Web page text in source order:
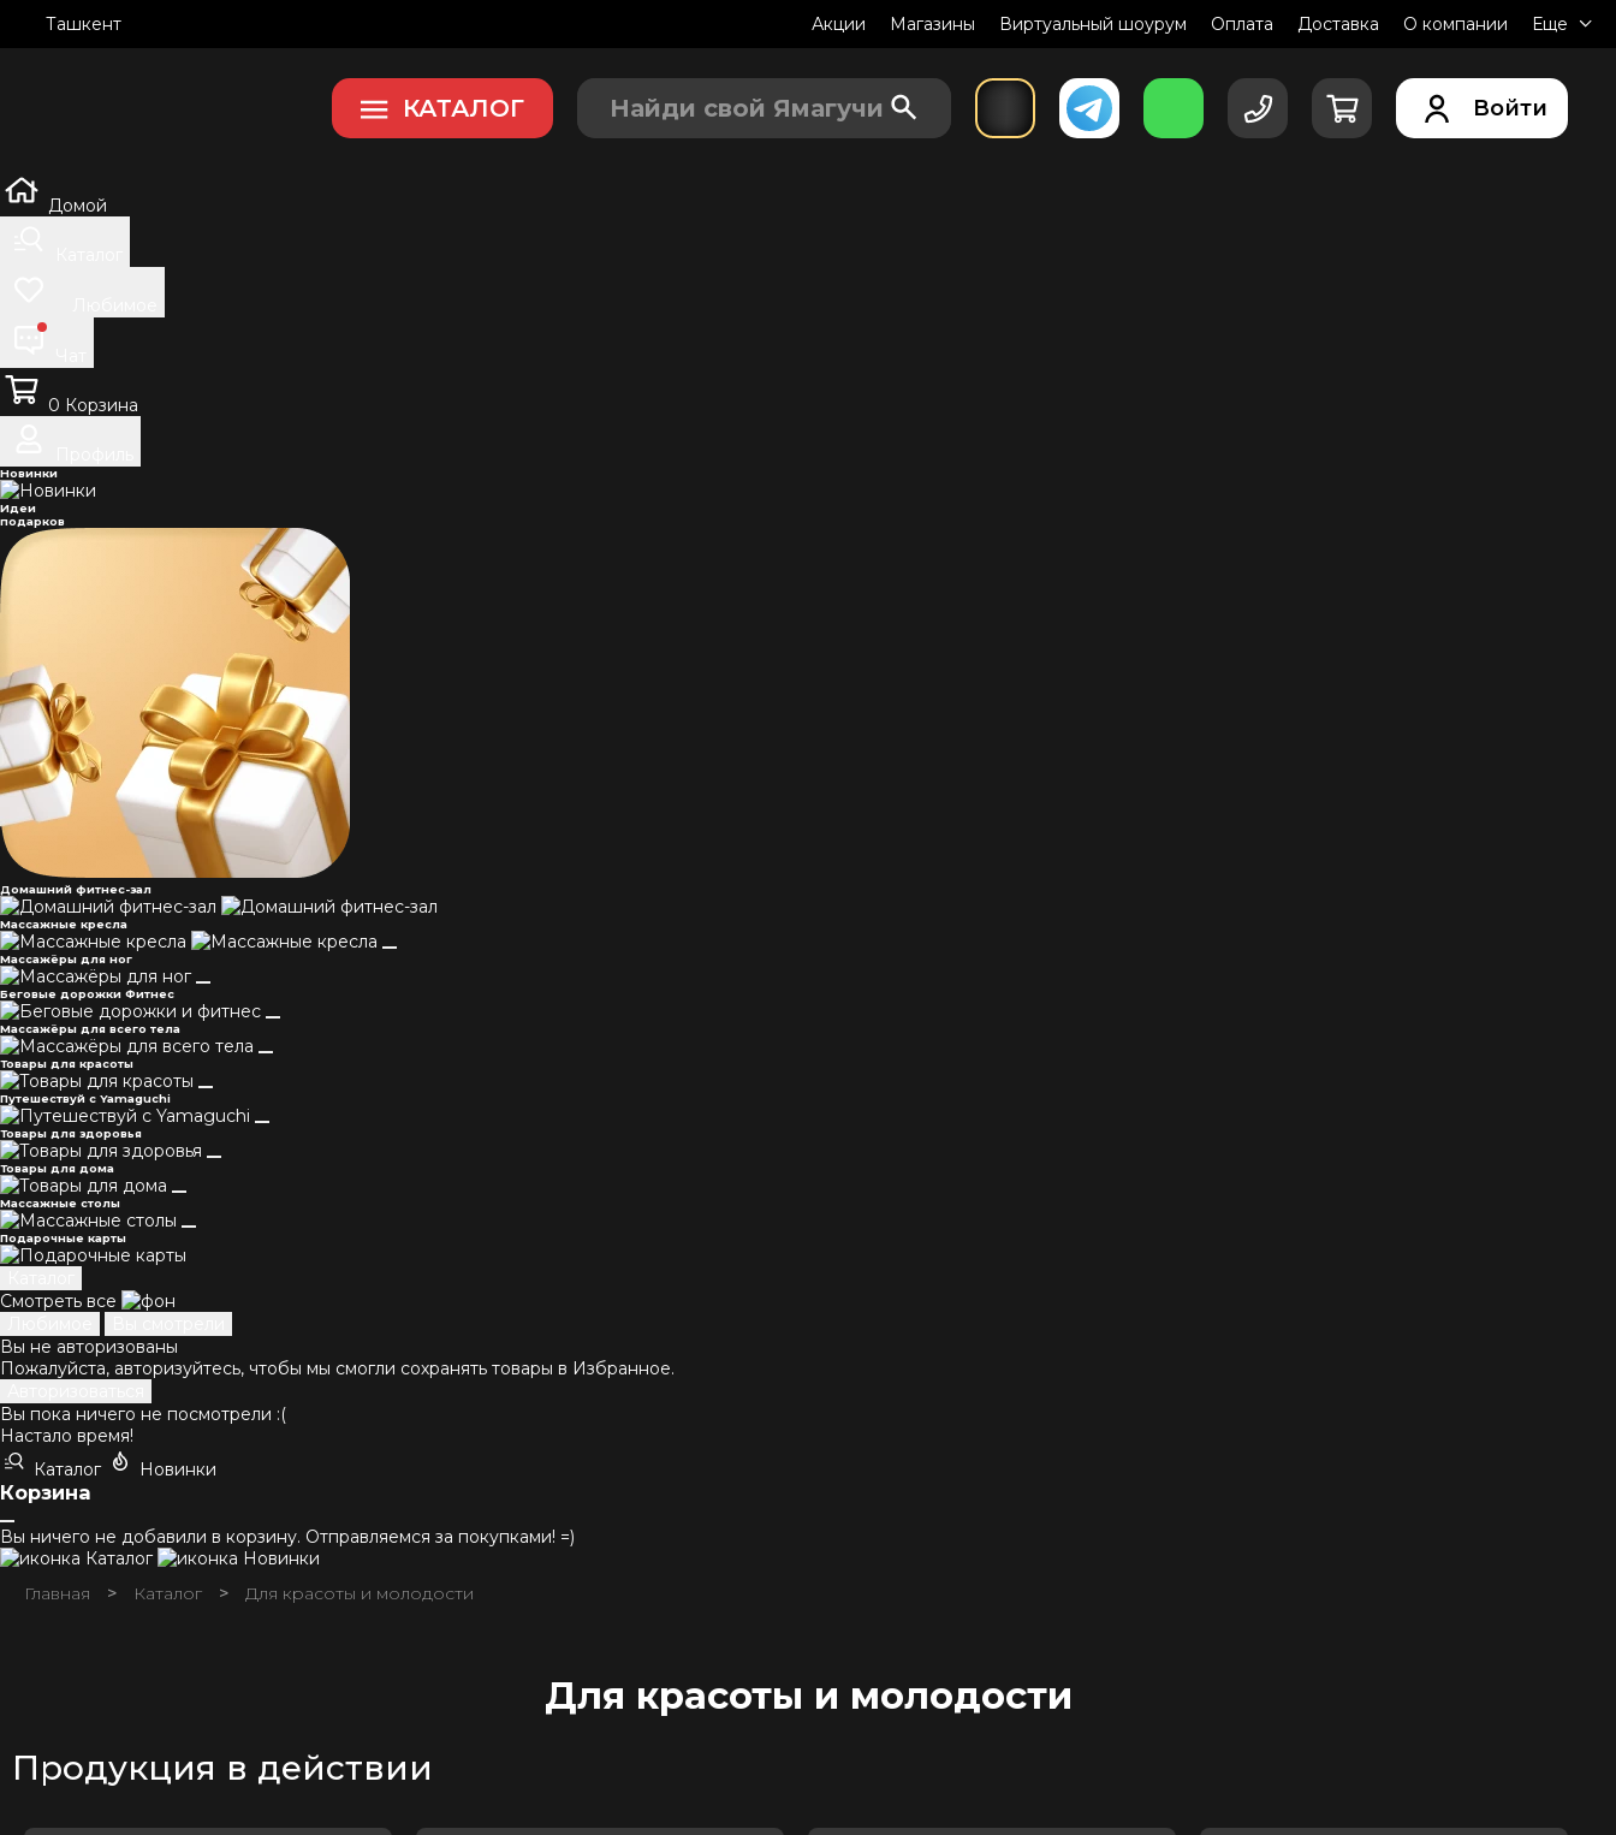
Ташкент Акции Магазины Виртуальный шоурум Оплата Доставка О компании Еще
КАТАЛОГ Войти
Домой
0 Корзина
Новинки
Идеи
подарков
Домашний фитнес-зал
Массажные кресла
Массажёры для ног
Беговые дорожки Фитнес
Массажёры для всего тела
Товары для красоты
Путешествуй с Yamaguchi
Товары для здоровья
Товары для дома
Массажные столы
Подарочные карты
Смотреть все
Вы не авторизованы
Пожалуйста, авторизуйтесь, чтобы мы смогли сохранять товары в Избранное.
Вы пока ничего не посмотрели :(
Настало время!
Каталог
Новинки
Корзина
Вы ничего не добавили в корзину. Отправляемся за покупками! =)
Каталог
Новинки
Главная
> > Для красоты и молодости
Для красоты и молодости
Продукция в действии